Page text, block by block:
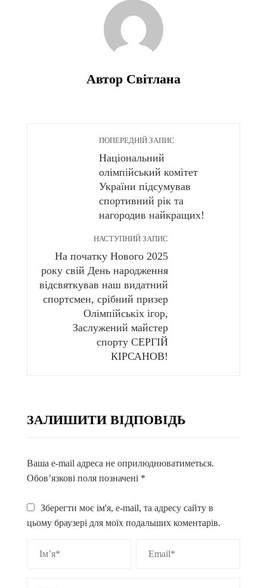
Автор Світлана
ПОПЕРЕДНІЙ ЗАПИС
Національний
олімпійський комітет
України підсумував
спортивний рік та
нагородив найкращих!
НАСТУПНИЙ ЗАПИС
На початку Нового 2025
року свій День народження
відсвяткував наш видатний
спортсмен, срібний призер
Олімпійськіх ігор,
Заслужений майстер
спорту СЕРГІЙ
КІРСАНОВ!
ЗАЛИШИТИ ВІДПОВІДЬ
Ваша e-mail адреса не оприлюднюватиметься.
Обов’язкові поля позначені *
Зберегти моє ім'я, e-mail, та адресу сайту в
цьому браузері для моїх подальших коментарів.